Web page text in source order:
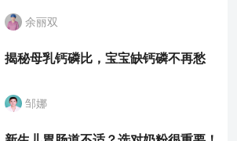
余丽双
揭秘母乳钙磷比，宝宝缺钙磷不再愁
邹娜